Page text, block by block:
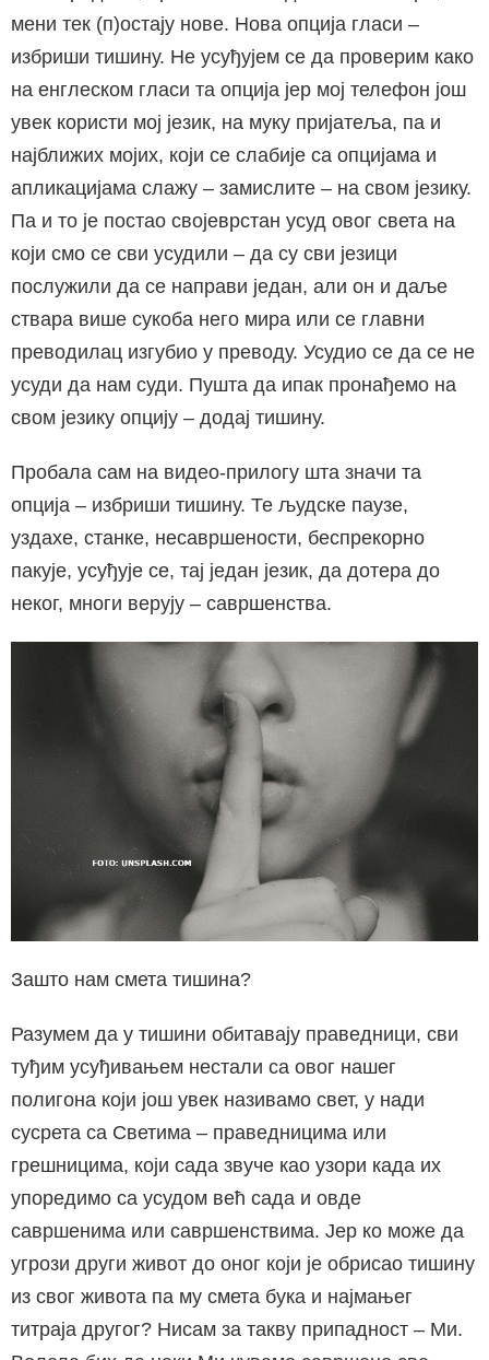
мени тек (п)остају нове. Нова опција гласи –
избриши тишину. Не усуђујем се да проверим како
на енглеском гласи та опција јер мој телефон још
увек користи мој језик, на муку пријатеља, па и
најближих мојих, који се слабије са опцијама и
апликацијама слажу – замислите – на свом језику.
Па и то је постао својеврстан усуд овог света на
који смо се сви усудили – да су сви језици
послужили да се направи један, али он и даље
ствара више сукоба него мира или се главни
преводилац изгубио у преводу. Усудио се да се не
усуди да нам суди. Пушта да ипак пронађемо на
свом језику опцију – додај тишину.
Пробала сам на видео-прилогу шта значи та
опција – избриши тишину. Те људске паузе,
уздахе, станке, несавршености, беспрекорно
пакује, усуђује се, тај један језик, да дотера до
неког, многи верују – савршенства.
Зашто нам смета тишина?
Разумем да у тишини обитавају праведници, сви
туђим усуђивањем нестали са овог нашег
полигона који још увек називамо свет, у нади
сусрета са Светима – праведницима или
грешницима, који сада звуче као узори када их
упоредимо са усудом већ сада и овде
савршенима или савршенствима. Јер ко може да
угрози други живот до оног који је обрисао тишину
из свог живота па му смета бука и најмањег
титраја другог? Нисам за такву припадност – Ми.